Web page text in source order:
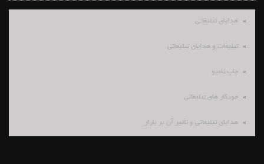
هدایای تبلیغاتی
تبلیغات و هدایای تبلیغاتی
چاپ تامپو
خودکار های تبلیغاتی
هدایای تبلیغاتی و تأثیر آن بر بازار